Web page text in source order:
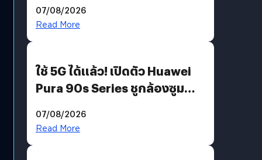
บริโภคและ B2B
07/08/2026
Read More
ใช้ 5G ได้แล้ว! เปิดตัว Huawei
Pura 90s Series ชูกล้องซูม
07/08/2026
Read More